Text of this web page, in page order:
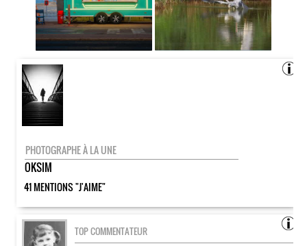
PHOTOGRAPHE À LA UNE
OKSIM
41 MENTIONS "J'AIME"
TOP COMMENTATEUR